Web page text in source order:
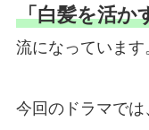
「白髪を活か
流になっています
今回のドラマでは